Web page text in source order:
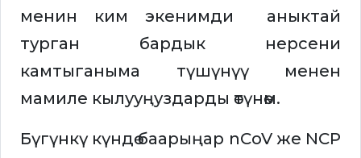
менин ким экенимди аныктай
турган бардык нерсени
камтыганыма түшүнүү менен
мамиле кылууңуздарды өтүнөм.
Бүгүнкү күндө баарыңар nCoV же NCP